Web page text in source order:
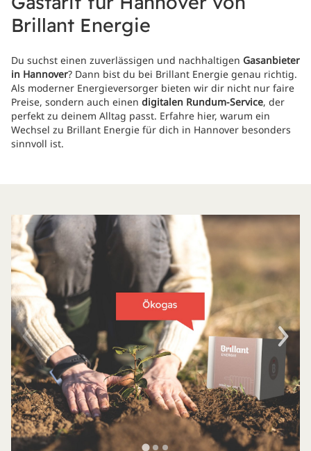
Brillant Energie
Du suchst einen zuverlässigen und nachhaltigen Gasanbieter
in Hannover? Dann bist du bei Brillant Energie genau richtig.
Als moderner Energieversorger bieten wir dir nicht nur faire
Preise, sondern auch einen digitalen Rundum-Service, der
perfekt zu deinem Alltag passt. Erfahre hier, warum ein
Wechsel zu Brillant Energie für dich in Hannover besonders
sinnvoll ist.